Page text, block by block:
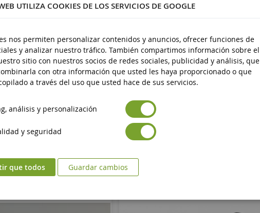
años
UTILIZA COOKIES DE LOS SERVICIOS DE GOOGLE
nos permiten personalizar contenidos y anuncios, ofrecer funciones de
y analizar nuestro tráfico. También compartimos información sobre el
sitio con nuestros socios de redes sociales, publicidad y análisis, que
con otra información que usted les haya proporcionado o que
a través del uso que usted hace de sus servicios.
análisis y personalización
y seguridad
que todos Guardar cambios